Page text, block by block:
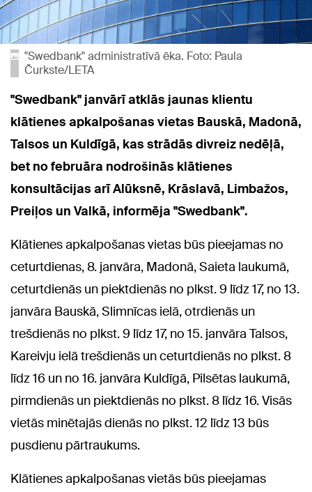
"Swedbank" administratīvā ēka. Foto: Paula
Čurkste/LETA
"Swedbank" janvārī atklās jaunas klientu
klātienes apkalpošanas vietas Bauskā, Madonā,
Talsos un Kuldīgā, kas strādās divreiz nedēļā,
bet no februāra nodrošinās klātienes
konsultācijas arī Alūksnē, Krāslavā, Limbažos,
Preiļos un Valkā, informēja "Swedbank".
Klātienes apkalpošanas vietas būs pieejamas no
ceturtdienas, 8. janvāra, Madonā, Saieta laukumā,
ceturtdienās un piektdienās no plkst. 9 līdz 17, no 13.
janvāra Bauskā, Slimnīcas ielā, otrdienās un
trešdienās no plkst. 9 līdz 17, no 15. janvāra Talsos,
Kareivju ielā trešdienās un ceturtdienās no plkst. 8
līdz 16 un no 16. janvāra Kuldīgā, Pilsētas laukumā,
pirmdienās un piektdienās no plkst. 8 līdz 16. Visās
vietās minētajās dienās no plkst. 12 līdz 13 būs
pusdienu pārtraukums.
Klātienes apkalpošanas vietās būs pieejamas